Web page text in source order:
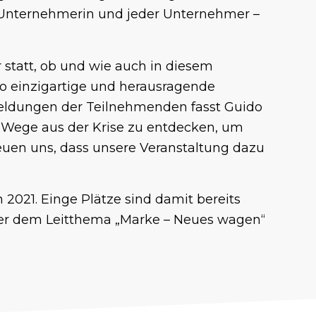
und jeder Unternehmer –
ob und wie auch in diesem
einzigartige und herausragende
der Teilnehmenden fasst Guido
aus der Krise zu entdecken, um
uns, dass unsere Veranstaltung dazu
Einge Plätze sind damit bereits
dem Leitthema „Marke – Neues wagen“